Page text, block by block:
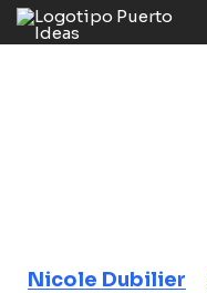
Nicole Dubilier